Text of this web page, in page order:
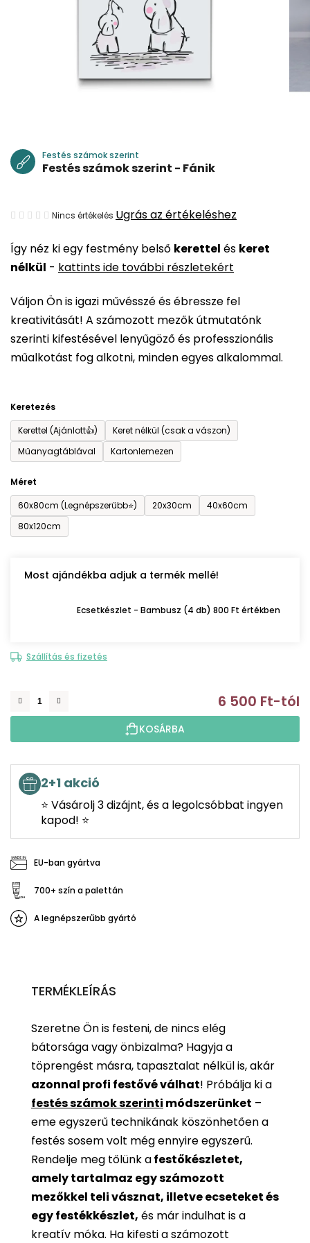
Így néz ki egy festmény belső kerettel és keret
nélkül - kattints ide további részletekért
Váljon Ön is igazi művésszé és ébressze fel
kreativitását! A számozott mezők útmutatónk
szerinti kifestésével lenyűgöző és professzionális
műalkotást fog alkotni, minden egyes alkalommal.
Keretezés
Kerettel (Ajánlott👍)
Keret nélkül (csak a vászon)
Műanyagtáblával
Kartonlemezen
Méret
60x80cm (Legnépszerűbb⭐)
20x30cm
40x60cm
80x120cm
Most ajándékba adjuk a termék mellé!
Ecsetkészlet - Bambusz (4 db) 800 Ft értékben
Szállítás és fizetés
6 500 Ft-tól
KOSÁRBA
2+1 akció
⭐ Vásárolj 3 dizájnt, és a legolcsóbbat ingyen
kapod! ⭐
EU-ban gyártva
700+ szín a palettán
A legnépszerűbb gyártó
Festés számok szerint
Festés számok szerint - Fánik
A
átlagos
értékelése
ből
0,0
csillag.
Nincs értékelés Ugrás az értékeléshez
TERMÉKLEÍRÁS
Szeretne Ön is festeni, de nincs elég
bátorsága vagy önbizalma? Hagyja a
töprengést másra, tapasztalat nélkül is, akár
azonnal profi festővé válhat! Próbálja ki a
festés számok szerinti módszerünket –
eme egyszerű technikának köszönhetően a
festés sosem volt még ennyire egyszerű.
Rendelje meg tőlünk afestőkészletet,
amely tartalmaz egy számozott
mezőkkel teli vásznat, illetve ecseteket és
egy festékkészlet, és már indulhat is a
kreatív móka. Ha kifesti a számozott